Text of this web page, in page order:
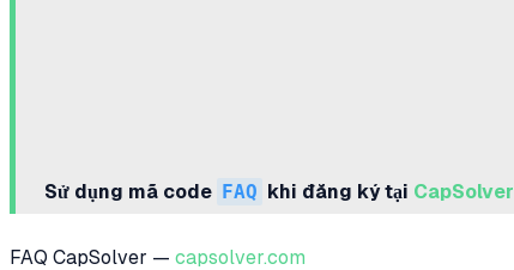
Sử dụng mã code FAQ khi đăng ký tại CapSolver
FAQ CapSolver — capsolver.com